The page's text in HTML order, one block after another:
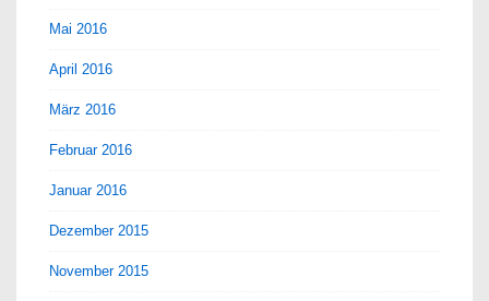
Mai 2016
April 2016
März 2016
Februar 2016
Januar 2016
Dezember 2015
November 2015